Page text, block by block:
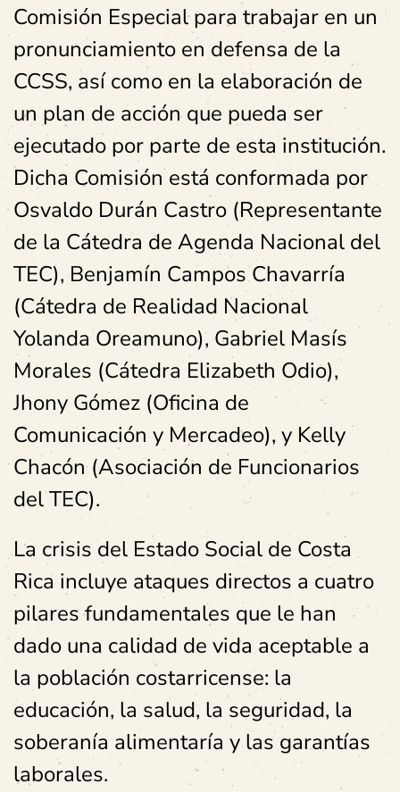
Comisión Especial para trabajar en un
pronunciamiento en defensa de la
CCSS, así como en la elaboración de
un plan de acción que pueda ser
ejecutado por parte de esta institución.
Dicha Comisión está conformada por
Osvaldo Durán Castro (Representante
de la Cátedra de Agenda Nacional del
TEC), Benjamín Campos Chavarría
(Cátedra de Realidad Nacional
Yolanda Oreamuno), Gabriel Masís
Morales (Cátedra Elizabeth Odio),
Jhony Gómez (Oficina de
Comunicación y Mercadeo), y Kelly
Chacón (Asociación de Funcionarios
del TEC).
La crisis del Estado Social de Costa
Rica incluye ataques directos a cuatro
pilares fundamentales que le han
dado una calidad de vida aceptable a
la población costarricense: la
educación, la salud, la seguridad, la
soberanía alimentaría y las garantías
laborales.